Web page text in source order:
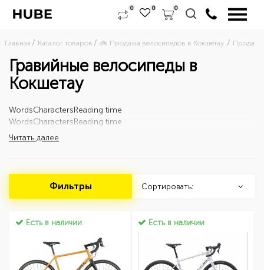
0 0 0
Главная Каталог товаров 🚲 Продажа велосипедов в Кокшетау Продажа
Гравийные велосипеды в
Кокшетау
WordsCharactersReading time
WordsCharactersReading time
Читать далее
Фильтры Сортировать:
Есть в наличии Есть в наличии